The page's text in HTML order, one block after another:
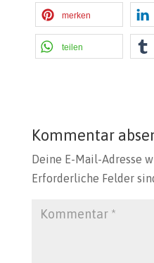
merken
teilen
Kommentar
Deine E-Mail-Adresse
Erforderliche Felder